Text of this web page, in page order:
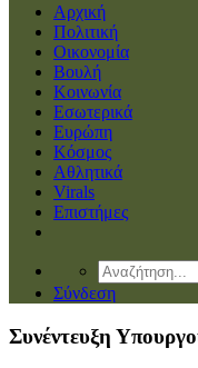
Αρχική
Πολιτική
Οικονομία
Βουλή
Κοινωνία
Εσωτερικά
Ευρώπη
Κόσμος
Αθλητικά
Virals
Επιστήμες
Σύνδεση
Συνέντευξη